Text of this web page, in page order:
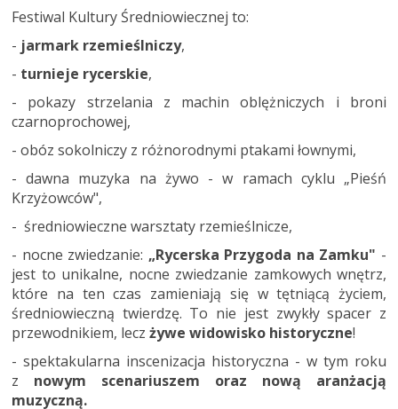
Festiwal Kultury Średniowiecznej to:
- jarmark rzemieślniczy,
- turnieje rycerskie,
- pokazy strzelania z machin oblężniczych i broni
czarnoprochowej,
- obóz sokolniczy z różnorodnymi ptakami łownymi,
- dawna muzyka na żywo - w ramach cyklu „Pieśń
Krzyżowców",
- średniowieczne warsztaty rzemieślnicze,
- nocne zwiedzanie: „Rycerska Przygoda na Zamku" -
jest to unikalne, nocne zwiedzanie zamkowych wnętrz,
które na ten czas zamieniają się w tętniącą życiem,
średniowieczną twierdzę. To nie jest zwykły spacer z
przewodnikiem, lecz żywe widowisko historyczne!
- spektakularna inscenizacja historyczna - w tym roku
z nowym scenariuszem oraz nową aranżacją
muzyczną.